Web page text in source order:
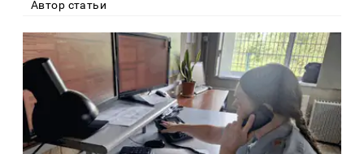
Автор статьи